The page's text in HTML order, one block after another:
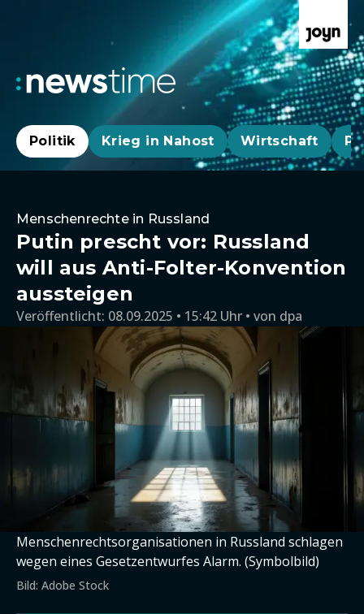
Politik Krieg in Nahost Wirtschaft
Menschenrechte in Russland
Putin prescht vor: Russland
will aus Anti-Folter-Konvention
aussteigen
Veröffentlicht: 08.09.2025 • 15:42 Uhr von dpa
Menschenrechtsorganisationen in Russland schlagen
wegen eines Gesetzentwurfes Alarm. (Symbolbild)
Bild: Adobe Stock